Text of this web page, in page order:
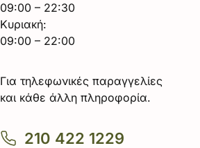
09:00 – 22:30
Κυριακή:
09:00 – 22:00
Για τηλεφωνικές παραγγελίες
και κάθε άλλη πληροφορία.
210 422 1229